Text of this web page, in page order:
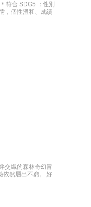
符合 SDG5 ：性別
，個性溫和、成績
吉」。 在學校裡，
限男生」被擋在門
世界替你貼上標
解多元， 學習在制
國小中年級以上
教育是最強大的改
故事，將抽象的國
熟悉的校園生活
中高年級孩子最
與家長的閱讀夥
入課程使用，也適
SDGs）議題及出版
等） 3. 特殊生與
認同（=SDGs10
交織的森林奇幻冒
依然層出不窮。 好
了阻止虎爪的詭
事。與此同時，外